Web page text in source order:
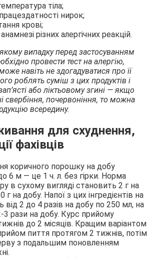
тіла;
нирок;
крові;
різних алергічних реакцій.
випадку перед застосуванням
провести тест на алергію,
навіть не здогадуватися про її
роблять суміш з цих продуктів і
або ліктьовому згині — якщо
свербіння, почервоніння, то можна
всередину.
для схуднення,
фахівців
коричного порошку на добу
6 м — це 1 ч. л. без гірки. Норма
в сухому вигляді становить 2 г на
г на добу. Напої з цих інгредієнтів на
від 2 до 4 разів на добу по 250 мл, на
3 рази на добу. Курс прийому
до 2 місяців. Кращим варіантом
пиття протягом 2 тижнів, потім
з подальшим поновленням